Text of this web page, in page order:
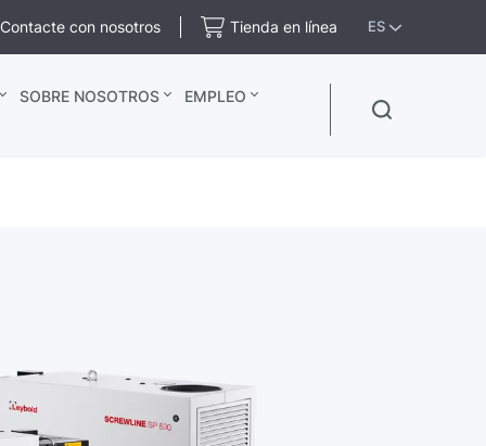
Contacte con nosotros Tienda en línea ES
SOBRE NOSOTROS EMPLEO